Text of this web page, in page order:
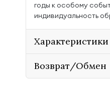
годы к особому
индивидуальность
Характеристики
Возврат/Обмен